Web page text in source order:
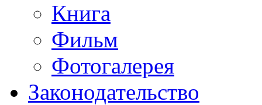
Книга
Фильм
Фотогалерея
Законодательство